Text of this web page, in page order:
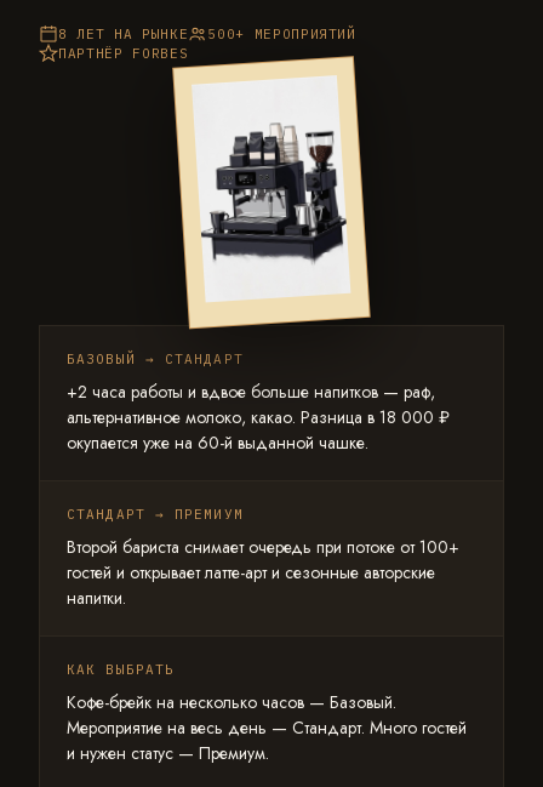
8 ЛЕТ НА РЫНКЕ
500+ МЕРОПРИЯТИЙ
ПАРТНЁР FORBES
БАЗОВЫЙ → СТАНДАРТ
+2 часа работы и вдвое больше напитков — раф,
альтернативное молоко, какао. Разница в 18 000 ₽
окупается уже на 60-й выданной чашке.
СТАНДАРТ → ПРЕМИУМ
Второй бариста снимает очередь при потоке от 100+
гостей и открывает латте-арт и сезонные авторские
напитки.
КАК ВЫБРАТЬ
Кофе-брейк на несколько часов — Базовый.
Мероприятие на весь день — Стандарт. Много гостей
и нужен статус — Премиум.